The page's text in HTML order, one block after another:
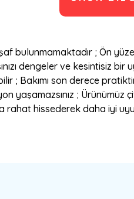
bulunmamaktadır ; Ön
dengeler ve kesintisiz
; Bakımı son derece
yaşamazsınız ; Ürünümüz
rahat hissederek daha iyi